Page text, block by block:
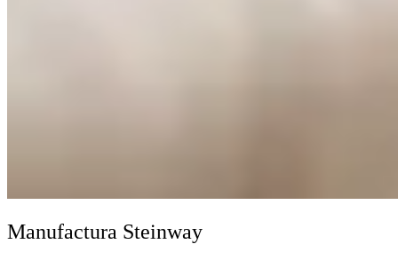
Manufactura Steinway